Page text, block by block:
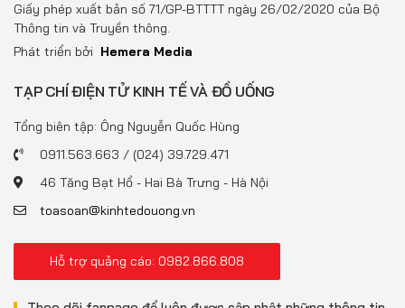
Giấy phép xuất bản số 71/GP-BTTTT ngày 26/02/2020 của Bộ
Thông tin và Truyền thông.
Phát triển bởi Hemera Media
TẠP CHÍ ĐIỆN TỬ KINH TẾ VÀ ĐỒ UỐNG
Tổng biên tập: Ông Nguyễn Quốc Hùng
0911.563.663 / (024) 39.729.471
46 Tăng Bạt Hổ - Hai Bà Trưng - Hà Nội
toasoan@kinhtedouong.vn
Hỗ trợ quảng cáo: 0982.866.808